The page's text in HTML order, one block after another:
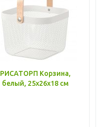
РИСАТОРП Корзина,
белый, 25x26x18 см